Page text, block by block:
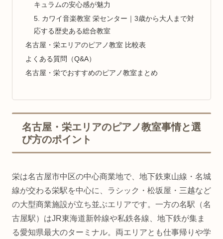
キュラムの安心感が魅力
5. カワイ音楽教室 栄センター｜3歳から大人まで対
応する歴史ある総合教室
名古屋・栄エリアのピアノ教室 比較表
よくある質問（Q&A）
名古屋・栄でおすすめのピアノ教室まとめ
名古屋・栄エリアのピアノ教室事情と選
び方のポイント
栄は名古屋市中区の中心商業地で、地下鉄東山線・名城
線が交わる栄駅を中心に、ラシック・松坂屋・三越など
の大型商業施設が立ち並ぶエリアです。一方の名駅（名
古屋駅）はJR東海道新幹線や私鉄各線、地下鉄が集ま
る愛知県最大のターミナル。両エリアとも仕事帰りや学